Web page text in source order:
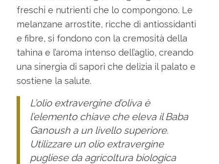
freschi e nutrienti che lo compongono. Le
melanzane arrostite, ricche di antiossidanti
e fibre, si fondono con la cremosità della
tahina e l’aroma intenso dell’aglio, creando
una sinergia di sapori che delizia il palato e
sostiene la salute.
L’olio extravergine d’oliva è
l’elemento chiave che eleva il Baba
Ganoush a un livello superiore.
Utilizzare un olio extravergine
pugliese da agricoltura biologica